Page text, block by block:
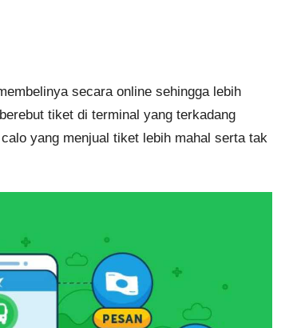
secara online sehingga lebih
tiket di terminal yang terkadang
yang menjual tiket lebih mahal serta tak